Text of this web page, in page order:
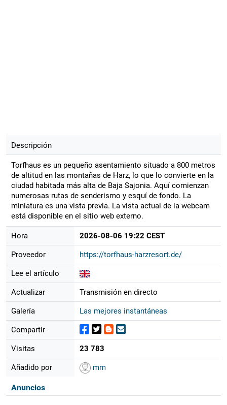
Descripción
Torfhaus es un pequeño asentamiento situado a 800 metros
de altitud en las montañas de Harz, lo que lo convierte en la
ciudad habitada más alta de Baja Sajonia. Aquí comienzan
numerosas rutas de senderismo y esquí de fondo. La
miniatura es una vista previa. La vista actual de la webcam
está disponible en el sitio web externo.
Hora 2026-08-06 19:22 CEST
Proveedor https://torfhaus-harzresort.de/
Lee el artículo
Actualizar Transmisión en directo
Galería Las mejores instantáneas
Compartir
Visitas 23 783
Añadido por mm
Anuncios